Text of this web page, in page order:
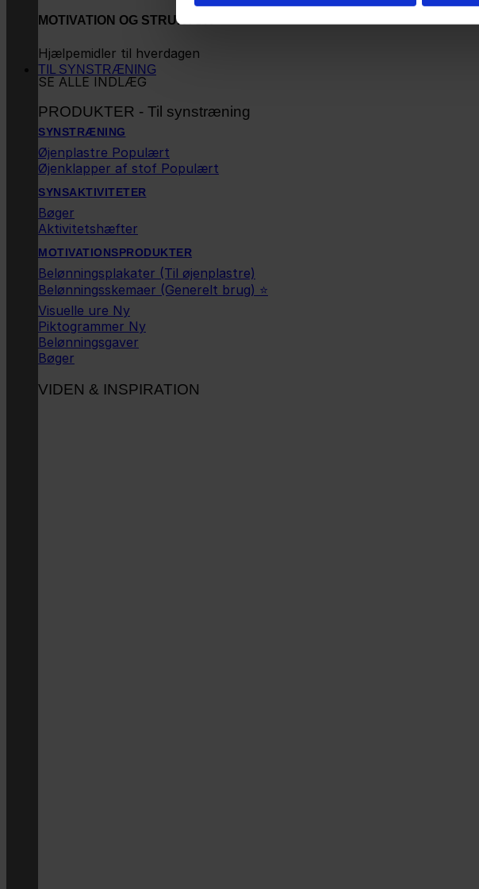
MOTIVATION OG STRUKTUR
Hjælpemidler til hverdagen
SE ALLE INDLÆG
TIL SYNSTRÆNING
PRODUKTER - Til synstræning
SYNSTRÆNING
Øjenplastre
Øjenklapper af stof
SYNSAKTIVITETER
Bøger
Aktivitetshæfter
MOTIVATIONSPRODUKTER
Belønningsplakater (Til øjenplastre)
Belønningsskemaer (Generelt brug) ⭐
Visuelle ure
Piktogrammer
Belønningsgaver
Bøger
VIDEN & INSPIRATION